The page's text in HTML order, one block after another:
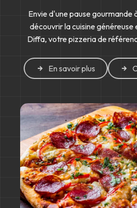
Envie d'une pause gourmande
découvrir la cuisine
Diffa, votre pizzeria de
En savoir plus